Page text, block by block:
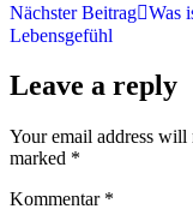
Nächster Beitrag Was
Lebensgefühl
Leave a reply
Your email address will
marked *
Kommentar *